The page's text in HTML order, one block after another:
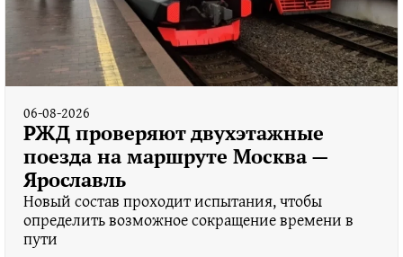
06-08-2026
РЖД проверяют двухэтажные
поезда на маршруте Москва —
Ярославль
Новый состав проходит испытания, чтобы
определить возможное сокращение времени в
пути